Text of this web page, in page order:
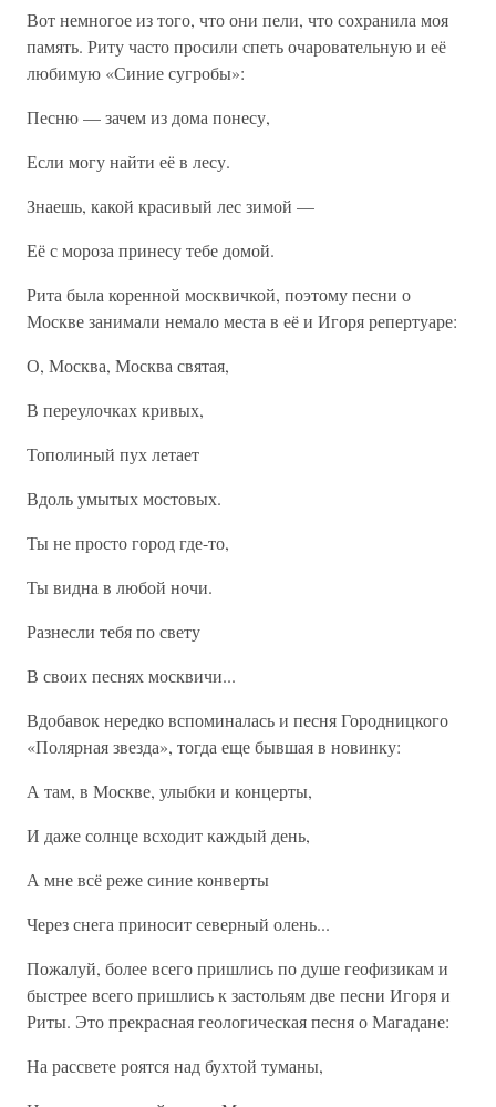
Вот немногое из того, что они пели, что сохранила моя
память. Риту часто просили спеть очаровательную и её
любимую «Синие сугробы»:
Песню — зачем из дома понесу,
Если могу найти её в лесу.
Знаешь, какой красивый лес зимой —
Её с мороза принесу тебе домой.
Рита была коренной москвичкой, поэтому песни о
Москве занимали немало места в её и Игоря репертуаре:
О, Москва, Москва святая,
В переулочках кривых,
Тополиный пух летает
Вдоль умытых мостовых.
Ты не просто город где-то,
Ты видна в любой ночи.
Разнесли тебя по свету
В своих песнях москвичи...
Вдобавок нередко вспоминалась и песня Городницкого
«Полярная звезда», тогда еще бывшая в новинку:
А там, в Москве, улыбки и концерты,
И даже солнце всходит каждый день,
А мне всё реже синие конверты
Через снега приносит северный олень...
Пожалуй, более всего пришлись по душе геофизикам и
быстрее всего пришлись к застольям две песни Игоря и
Риты. Это прекрасная геологическая песня о Магадане:
На рассвете роятся над бухтой туманы,